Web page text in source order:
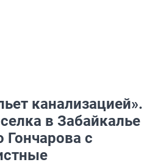
канализацией».
в Забайкалье
Гончарова с